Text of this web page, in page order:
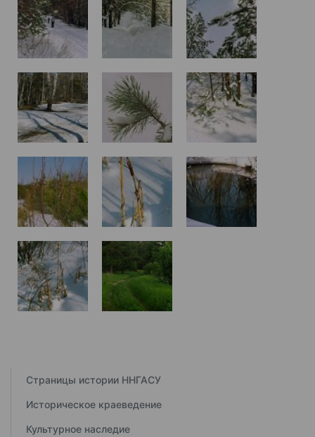
Страницы истории ННГАСУ
Историческое краеведение
Культурное наследие